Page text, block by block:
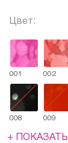
Цвет:
001 002
008 009
+